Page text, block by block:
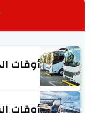
أوقات